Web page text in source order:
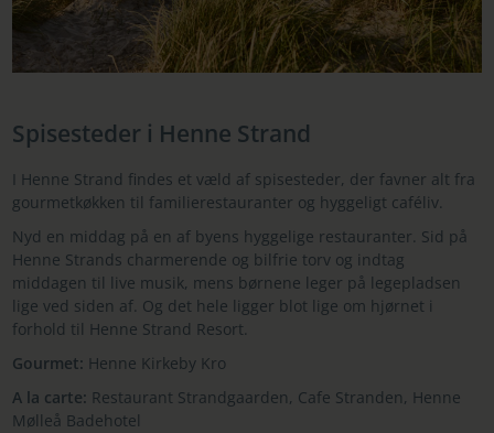
Spisesteder i Henne Strand
I Henne Strand findes et væld af spisesteder, der favner alt fra
gourmetkøkken til familierestauranter og hyggeligt caféliv.
Nyd en middag på en af byens hyggelige restauranter. Sid på
Henne Strands charmerende og bilfrie torv og indtag
middagen til live musik, mens børnene leger på legepladsen
lige ved siden af. Og det hele ligger blot lige om hjørnet i
forhold til Henne Strand Resort.
Gourmet: Henne Kirkeby Kro
A la carte: Restaurant Strandgaarden, Cafe Stranden, Henne
Mølleå Badehotel